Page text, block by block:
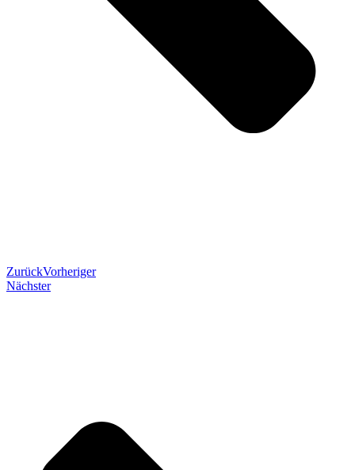
ZurückVorheriger
Nächster